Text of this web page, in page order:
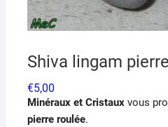
Shiva lingam
€5,00
Minéraux et Cristauxvous
pierre roulée.